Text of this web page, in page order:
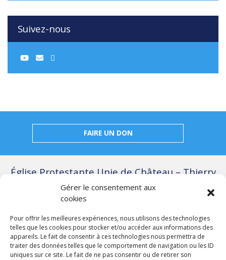
Gérer le consentement aux
cookies
Pour offrir les meilleures expériences, nous utilisons des technologies
telles que les cookies pour stocker et/ou accéder aux informations des
appareils. Le fait de consentir à ces technologies nous permettra de
traiter des données telles que le comportement de navigation ou les ID
uniques sur ce site. Le fait de ne pas consentir ou de retirer son
Suivez-nous
FAIRE UN DON
Église Protestante Unie de Château – Thierry
et Monneaux
8, place de l’Hôtel de Ville
Tél : 03 23 84 09 27
Email : epu-chateauthierry@orange.fr